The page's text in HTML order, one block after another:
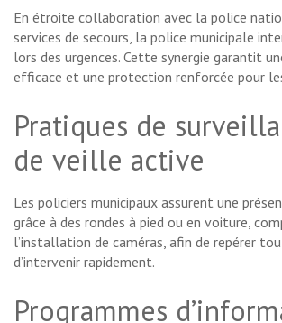
En étroite collaboration avec la police
services de secours, la police municipale
lors des urgences. Cette synergie garantit
efficace et une protection renforcée pour
Pratiques de
de veille active
Les policiers municipaux assurent une
grâce à des rondes à pied ou en voiture,
l’installation de caméras, afin de repérer
d’intervenir rapidement.
Programmes